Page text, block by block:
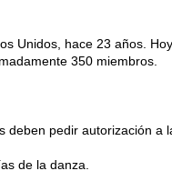
Unidos, hace 23 años.
350 miembros.
deben pedir autorización a
de la danza.